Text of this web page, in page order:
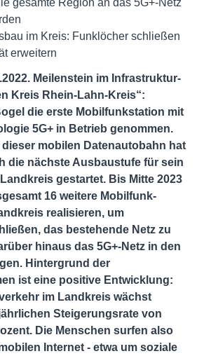
gesamte Region an das 5G+-Netz
im Kreis: Funklöcher schließen
erweitern
Meilenstein im Infrastruktur-
Kreis Rhein-Lahn-Kreis“:
die erste Mobilfunkstation mit
5G+ in Betrieb genommen.
mobilen Datenautobahn hat
die nächste Ausbaustufe für sein
gestartet. Bis Mitte 2023
16 weitere Mobilfunk-
realisieren, um
das bestehende Netz zu
hinaus das 5G+-Netz in den
Hintergrund der
ist eine positive Entwicklung:
im Landkreis wächst
Steigerungsrate von
Die Menschen surfen also
Internet - etwa um soziale